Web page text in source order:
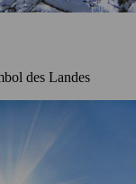
des Landes